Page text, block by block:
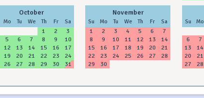
October
Mo Tu We Th Fr Sa
1 2
3
5 6 7 8 9
10
12 13 14 15 16
17
19 20 21 22 23
24
26 27 28 29 30 31
November
Su Mo Tu We Th Fr Sa
1 2 3 4 5 6
7
8
9 10 11 12 13
14
15
16 17 18 19 20
21
22
23 24 25 26 27
28
29
30
Su Mo
6
7
13
14
20
21
27
28